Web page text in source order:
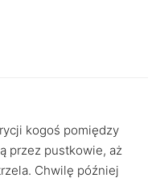
kogoś pomiędzy
przez pustkowie, aż
Chwilę później